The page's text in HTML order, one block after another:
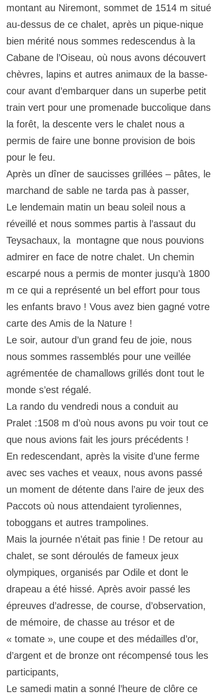
montant au Niremont, sommet de 1514 m situé
au-dessus de ce chalet, après un pique-nique
bien mérité nous sommes redescendus à la
Cabane de l’Oiseau, où nous avons découvert
chèvres, lapins et autres animaux de la basse-
cour avant d’embarquer dans un superbe petit
train vert pour une promenade buccolique dans
la forêt, la descente vers le chalet nous a
permis de faire une bonne provision de bois
pour le feu.
Après un dîner de saucisses grillées – pâtes, le
marchand de sable ne tarda pas à passer,
Le lendemain matin un beau soleil nous a
réveillé et nous sommes partis à l’assaut du
Teysachaux, la montagne que nous pouvions
admirer en face de notre chalet. Un chemin
escarpé nous a permis de monter jusqu’à 1800
m ce qui a représenté un bel effort pour tous
les enfants bravo ! Vous avez bien gagné votre
carte des Amis de la Nature !
Le soir, autour d’un grand feu de joie, nous
nous sommes rassemblés pour une veillée
agrémentée de chamallows grillés dont tout le
monde s’est régalé.
La rando du vendredi nous a conduit au
Pralet :1508 m d’où nous avons pu voir tout ce
que nous avions fait les jours précédents !
En redescendant, après la visite d’une ferme
avec ses vaches et veaux, nous avons passé
un moment de détente dans l’aire de jeux des
Paccots où nous attendaient tyroliennes,
toboggans et autres trampolines.
Mais la journée n’était pas finie ! De retour au
chalet, se sont déroulés de fameux jeux
olympiques, organisés par Odile et dont le
drapeau a été hissé. Après avoir passé les
épreuves d’adresse, de course, d’observation,
de mémoire, de chasse au trésor et de
« tomate », une coupe et des médailles d’or,
d’argent et de bronze ont récompensé tous les
participants,
Le samedi matin a sonné l’heure de clôre ce